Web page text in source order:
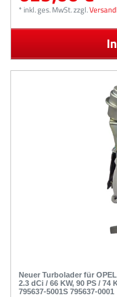
*inkl. ges. MwSt.zzgl.
Neuer Turbolader für
2.3 dCi / 66 KW, 90 PS / 74
795637-5001S 795637-0001